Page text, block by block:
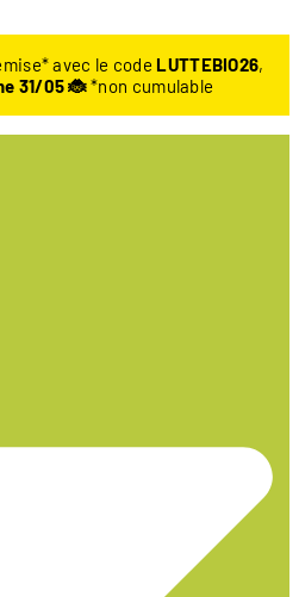
avec le code LUTTEBIO26,
31/05 🐞*non cumulable